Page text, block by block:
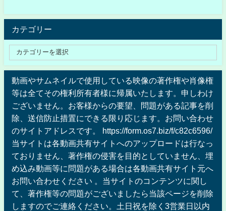
カテゴリー
動画やサムネイルで使用している映像の著作権や肖像権
等は全てその権利所有者様に帰属いたします。申しわけ
ございません。お客様からの要望、問題がある記事を削
除、送信防止措置にできる限り応じます。お問い合わせ
のサイトアドレスです。 https://form.os7.biz/f/c82c6596/
当サイトは各動画共有サイトへのアップロードは行なっ
ておりません、著作権の侵害を目的としていません、埋
め込み動画等に問題がある場合は各動画共有サイト元へ
お問い合わせください 。当サイトのコンテンツに関し
て、著作権等の問題がございましたら当該ページを削除
しますのでご連絡ください。土日祝を除く3営業日以内